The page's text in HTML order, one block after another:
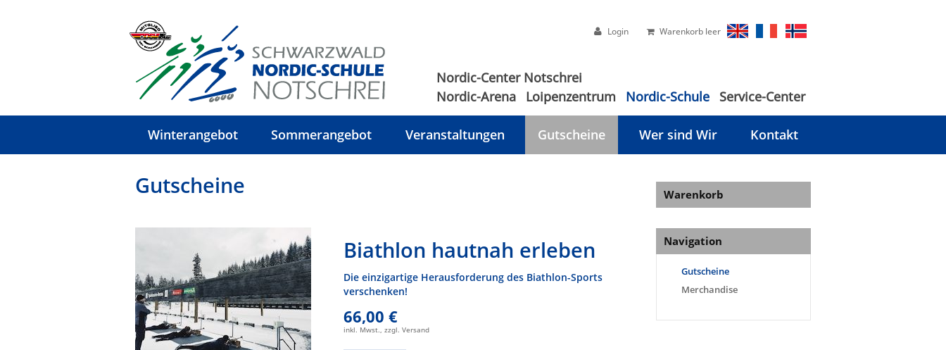
Login Warenkorb leer
Nordic-Center Notschrei
Nordic-Arena
Loipenzentrum Nordic-Schule Service-Center
Winterangebot Sommerangebot Veranstaltungen Gutscheine Wer sind Wir Kontakt
Gutscheine
Biathlon hautnah erleben
Die einzigartige Herausforderung des Biathlon-Sports
verschenken!
66,00 €
inkl. Mwst., zzgl. Versand
Warenkorb
Navigation
Gutscheine
Merchandise